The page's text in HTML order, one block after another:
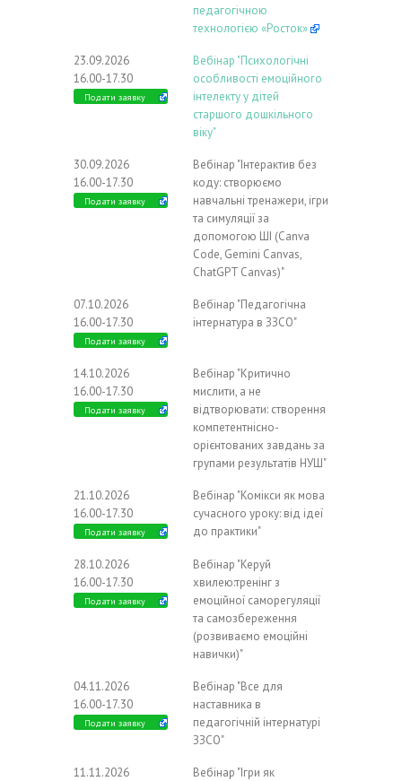
педагогічною
технологією «Росток»
23.09.2026
16.00-17.30
Подати заявку
Вебінар "Психологічні
особливості емоційного
інтелекту у дітей
старшого дошкільного
віку"
30.09.2026
16.00-17.30
Подати заявку
Вебінар "Інтерактив без
коду: створюємо
навчальні тренажери, ігри
та симуляції за
допомогою ШІ (Canva
Code, Gemini Canvas,
ChatGPT Canvas)"
07.10.2026
16.00-17.30
Подати заявку
Вебінар "Педагогічна
інтернатура в ЗЗСО"
14.10.2026
16.00-17.30
Подати заявку
Вебінар "Критично
мислити, а не
відтворювати: створення
компетентнісно-
орієнтованих завдань за
групами результатів НУШ"
21.10.2026
16.00-17.30
Подати заявку
Вебінар "Комікси як мова
сучасного уроку: від ідеї
до практики"
28.10.2026
16.00-17.30
Подати заявку
Вебінар "Керуй
хвилею:тренінг з
емоційної саморегуляції
та самозбереження
(розвиваємо емоційні
навички)"
04.11.2026
16.00-17.30
Подати заявку
Вебінар "Все для
наставника в
педагогічній інтернатурі
ЗЗСО"
11.11.2026
Вебінар "Ігри як